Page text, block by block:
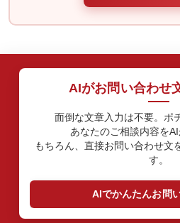
AIがお問い合わせ
面倒な文章入力は不要。ポ
あなたのご相談内容をAI
もちろん、直接お問い合わせ文
す。
AIでかんたんお問